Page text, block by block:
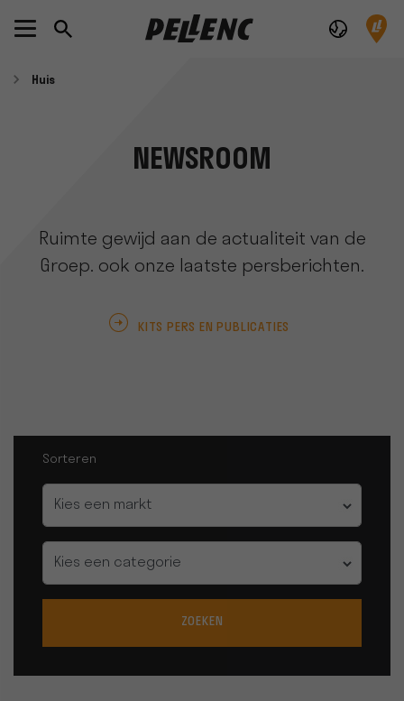
Huis
NEWSROOM
Ruimte gewijd aan de actualiteit van de
Groep. ook onze laatste persberichten.
KITS PERS EN PUBLICATIES
Sorteren
ZOEKEN